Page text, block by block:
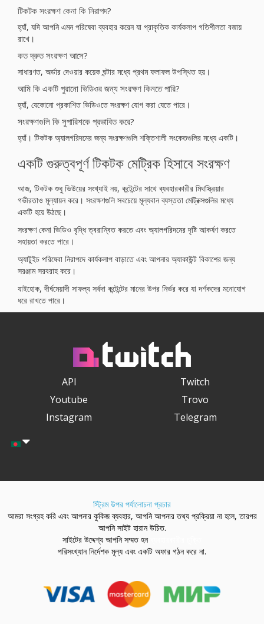
টিকটক সংরক্ষণ কেনা কি নিরাপদ?
হ্যাঁ, যদি আপনি এমন পরিষেবা ব্যবহার করেন যা প্রাকৃতিক কার্যকলাপ গতিশীলতা বজায়
রাখে।
কত দ্রুত সংরক্ষণ আসে?
সাধারণত, অর্ডার দেওয়ার কয়েক ঘন্টার মধ্যে প্রথম ফলাফল উপস্থিত হয়।
আমি কি একটি পুরানো ভিডিওর জন্য সংরক্ষণ কিনতে পারি?
হ্যাঁ, যেকোনো প্রকাশিত ভিডিওতে সংরক্ষণ যোগ করা যেতে পারে।
সংরক্ষণগুলি কি সুপারিশকে প্রভাবিত করে?
হ্যাঁ। টিকটক অ্যালগরিদমের জন্য সংরক্ষণগুলি শক্তিশালী সংকেতগুলির মধ্যে একটি।
একটি গুরুত্বপূর্ণ টিকটক মেট্রিক হিসাবে সংরক্ষণ
আজ, টিকটক শুধু ভিউয়ের সংখ্যাই নয়, কন্টেন্টের সাথে ব্যবহারকারীর মিথস্ক্রিয়ার
গভীরতাও মূল্যায়ন করে। সংরক্ষণগুলি সবচেয়ে মূল্যবান ব্যস্ততা মেট্রিক্সগুলির মধ্যে
একটি হয়ে উঠছে।
সংরক্ষণ কেনা ভিডিও বৃদ্ধি ত্বরান্বিত করতে এবং অ্যালগরিদমের দৃষ্টি আকর্ষণ করতে
সহায়তা করতে পারে।
অ্যাটুইচ পরিষেবা নিরাপদে কার্যকলাপ বাড়াতে এবং আপনার অ্যাকাউন্ট বিকাশের জন্য
সরঞ্জাম সরবরাহ করে।
যাইহোক, দীর্ঘমেয়াদী সাফল্য সর্বদা কন্টেন্টের মানের উপর নির্ভর করে যা দর্শকদের মনোযোগ
ধরে রাখতে পারে।
API
Twitch
Youtube
Trovo
Instagram
Telegram
স্ট্রিম উপর পর্যালোচনা প্রচার
আমরা সংগ্রহ করি এবং আপনার কুকিজ ব্যবহার, আপনি আপনার তথ্য প্রক্রিয়া না হলে, তারপর
আপনি সাইট হারান উচিত.
সাইটের উদ্দেশ্য আপনি সম্মত হন
পরিসংখ্যান নির্দেশক মূল্য এবং একটি অফার গঠন করে না.